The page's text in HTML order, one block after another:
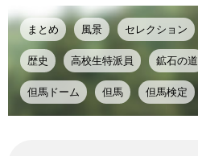
まとめ 風景 セレクション
歴史 高校生特派員 鉱石の道
但馬ドーム 但馬 但馬検定